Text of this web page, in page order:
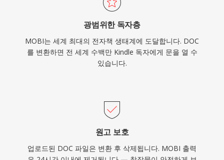
광범위한 독자층
MOBI는 세계 최대의 전자책 생태계에 도달합니다. DOC
를 변환하면 전 세계 수백만 Kindle 독자에게 문을 열 수
있습니다.
원고 보호
업로드된 DOC 파일은 변환 후 삭제됩니다. MOBI 출력